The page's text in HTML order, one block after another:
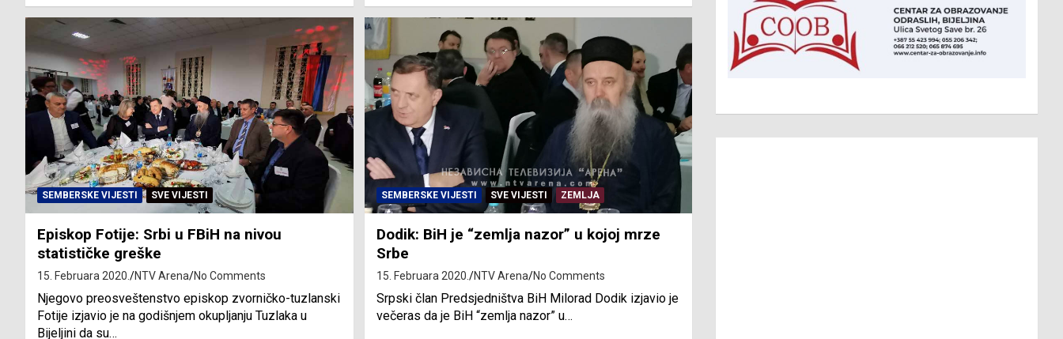
SEMBERSKE VIJESTI SVE VIJESTI
Episkop Fotije: Srbi u FBiH na nivou
statističke greške
15. Februara 2020. NTV Arena No Comments
Njegovo preosveštenstvo episkop zvorničko-tuzlanski
Fotije izjavio je na godišnjem okupljanju Tuzlaka u
Bijeljini da su…
SEMBERSKE VIJESTI SVE VIJESTI ZEMLJA
Dodik: BiH je “zemlja nazor” u kojoj mrze
Srbe
15. Februara 2020. NTV Arena No Comments
Srpski član Predsjedništva BiH Milorad Dodik izjavio je
večeras da je BiH “zemlja nazor” u…